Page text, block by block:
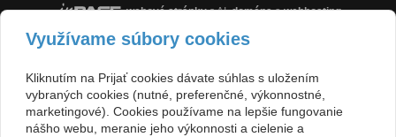
webové stránkys AI,doménaawebhosting
Zobraziť klasickú verziu
Využívame súbory cookies
Kliknutím na Prijať cookies dávate súhlas s uložením
vybraných cookies (nutné, preferenčné, výkonnostné,
marketingové). Cookies používame na lepšie fungovanie
nášho webu, meranie jeho výkonnosti a cielenie a